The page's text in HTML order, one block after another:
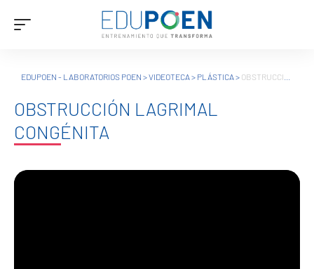
EDUPOEN - LABORATORIOS POEN >VIDEOTECA> PLÁSTICA> OBSTRUCCIÓN LAGRIMAL CONGÉNITA
OBSTRUCCIÓN LAGRIMAL
CONGÉNITA